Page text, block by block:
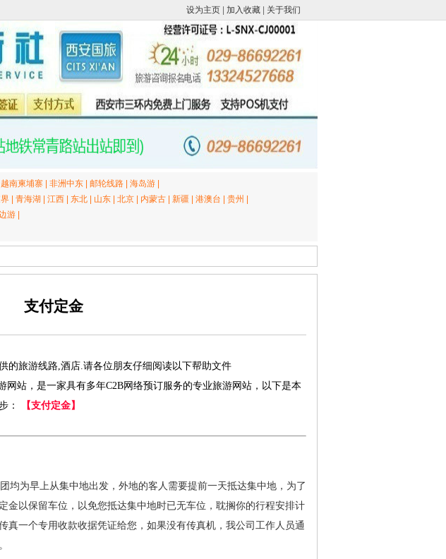
设为主页 加入收藏 关于我们
越南柬埔寨 非洲中东 邮轮线路 海岛游
青海湖 江西 东北 山东 北京 内蒙古 新疆 港澳台 贵州
游
支付定金
的旅游线路,酒店.请各位朋友仔细阅读以下帮助文件
站，是一家具有多年C2B网络预订服务的专业旅游网站，以下是本
：
【支付定金】
均为早上从集中地出发，外地的客人需要提前一天抵达集中地，为了
金以保留车位，以免您抵达集中地时已无车位，耽搁你的行程安排计
真一个专用收款收据凭证给您，如果没有传真机，我公司工作人员通